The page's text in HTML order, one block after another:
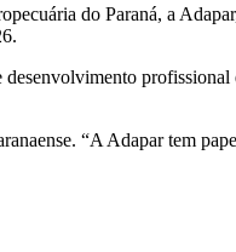
do Paraná, a
“A Adapar tem